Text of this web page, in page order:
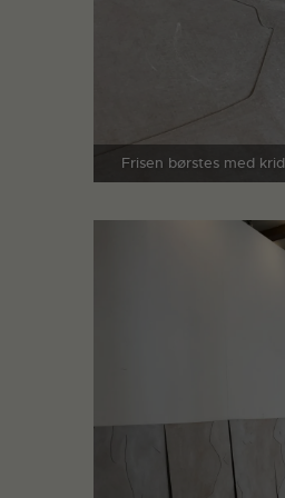
Frisen børstes med